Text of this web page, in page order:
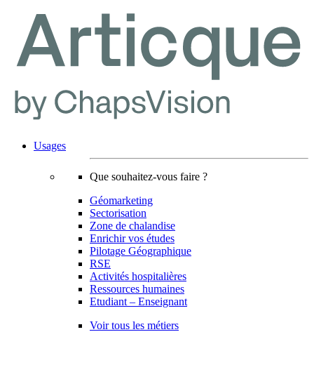
Usages
Que souhaitez-vous faire ?
Géomarketing
Sectorisation
Zone de chalandise
Enrichir vos études
Pilotage Géographique
RSE
Activités hospitalières
Ressources humaines
Etudiant – Enseignant
Voir tous les métiers